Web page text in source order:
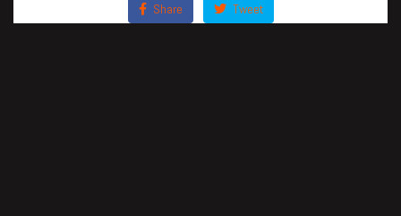
Share Tweet